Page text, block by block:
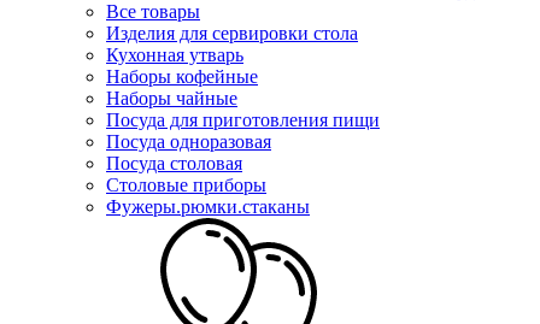
Все товары
Изделия для сервировки стола
Кухонная утварь
Наборы кофейные
Наборы чайные
Посуда для приготовления пищи
Посуда одноразовая
Посуда столовая
Столовые приборы
Фужеры.рюмки.стаканы